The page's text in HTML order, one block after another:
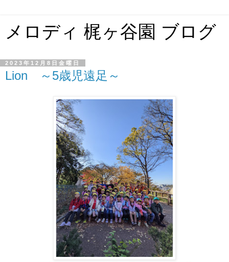
メロディ 梶ヶ谷園 ブログ
2023年12月8日金曜日
Lion ～5歳児遠足～